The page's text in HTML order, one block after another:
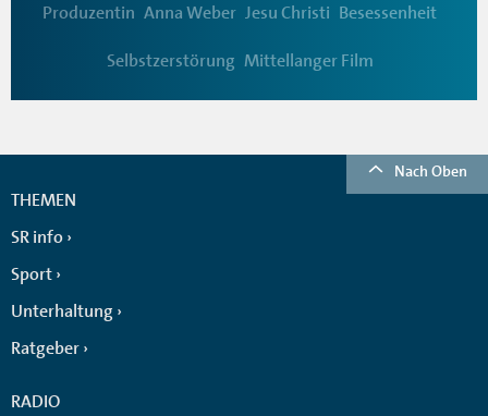
Produzentin Anna Weber Jesu Christi Besessenheit
Selbstzerstörung Mittellanger Film
Nach Oben
THEMEN
SR info
Sport
Unterhaltung
Ratgeber
RADIO